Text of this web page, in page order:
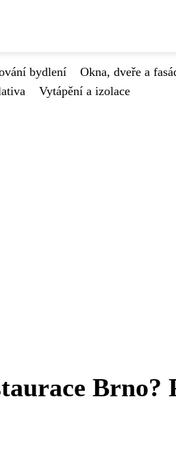
bydlení Okna, dveře a
Vytápění a izolace
Brno?